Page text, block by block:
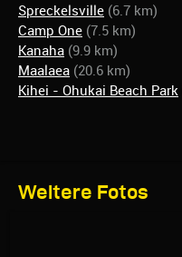
Spreckelsville (6.7 km)
Camp One (7.5 km)
Kanaha (9.9 km)
Maalaea (20.6 km)
Kihei - Ohukai Beach Park
Weitere Fotos